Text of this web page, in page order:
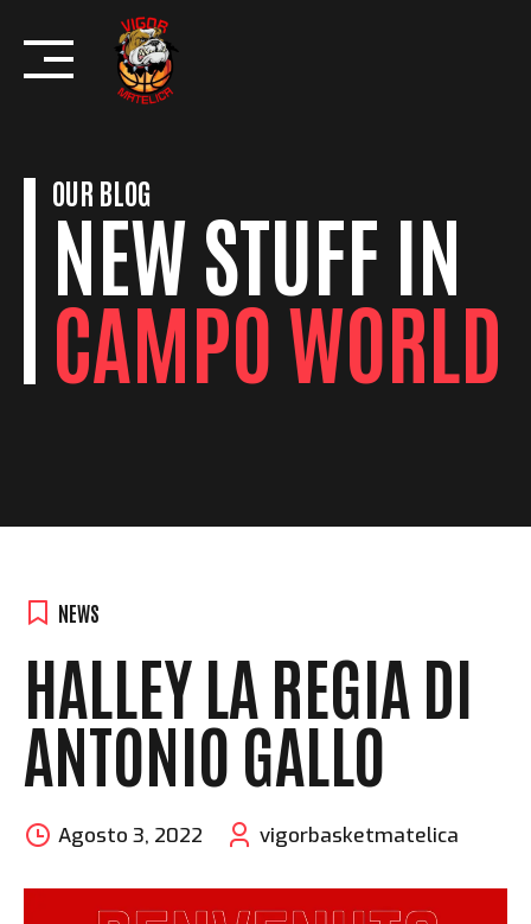
content
OUR BLOG
NEW STUFF IN
CAMPO WORLD
NEWS
HALLEY LA REGIA DI
ANTONIO GALLO
Agosto 3, 2022 vigorbasketmatelica